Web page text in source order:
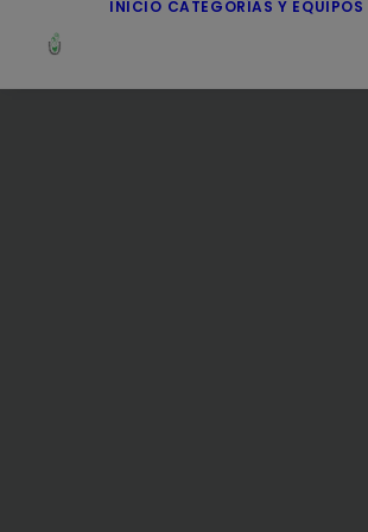
INICIO CATEGORÍAS Y EQUIPOS